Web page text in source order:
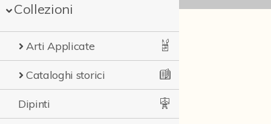
Collezioni
Arti Applicate
Cataloghi storici
Dipinti